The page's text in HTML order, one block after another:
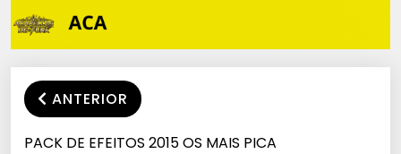
ANTERIOR
PACK DE EFEITOS 2015 OS MAIS PICA